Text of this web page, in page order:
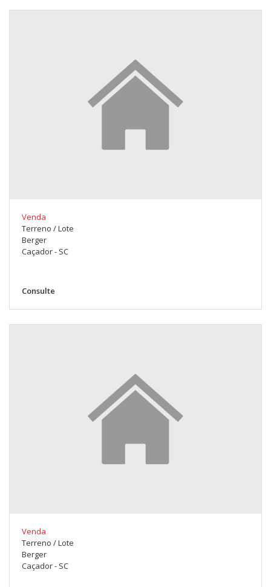
Venda
Terreno / Lote
Berger
Caçador - SC
Consulte
Venda
Terreno / Lote
Berger
Caçador - SC